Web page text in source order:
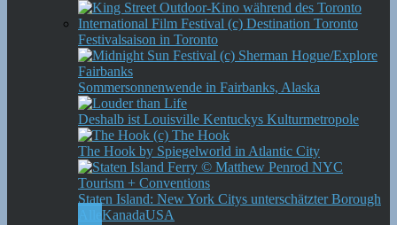
Festivalsaison in Toronto
Sommersonnenwende in Fairbanks, Alaska
Deshalb ist Louisville Kentuckys Kulturmetropole
The Hook by Spiegelworld in Atlantic City
Staten Island: New York Citys unterschätzter Borough
KanadaUSA